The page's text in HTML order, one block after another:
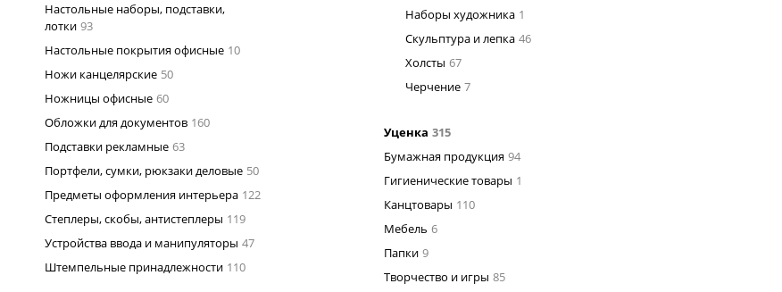
Настольные наборы, подставки,
лотки 93
Настольные покрытия офисные 10
Ножи канцелярские 50
Ножницы офисные 60
Обложки для документов 160
Подставки рекламные 63
Портфели, сумки, рюкзаки деловые 50
Предметы оформления интерьера 122
Степлеры, скобы, антистеплеры 119
Устройства ввода и манипуляторы 47
Штемпельные принадлежности 110
Наборы художника 1
Скульптура и лепка 46
Холсты 67
Черчение 7
Уценка 315
Бумажная продукция 94
Гигиенические товары 1
Канцтовары 110
Мебель 6
Папки 9
Творчество и игры 85